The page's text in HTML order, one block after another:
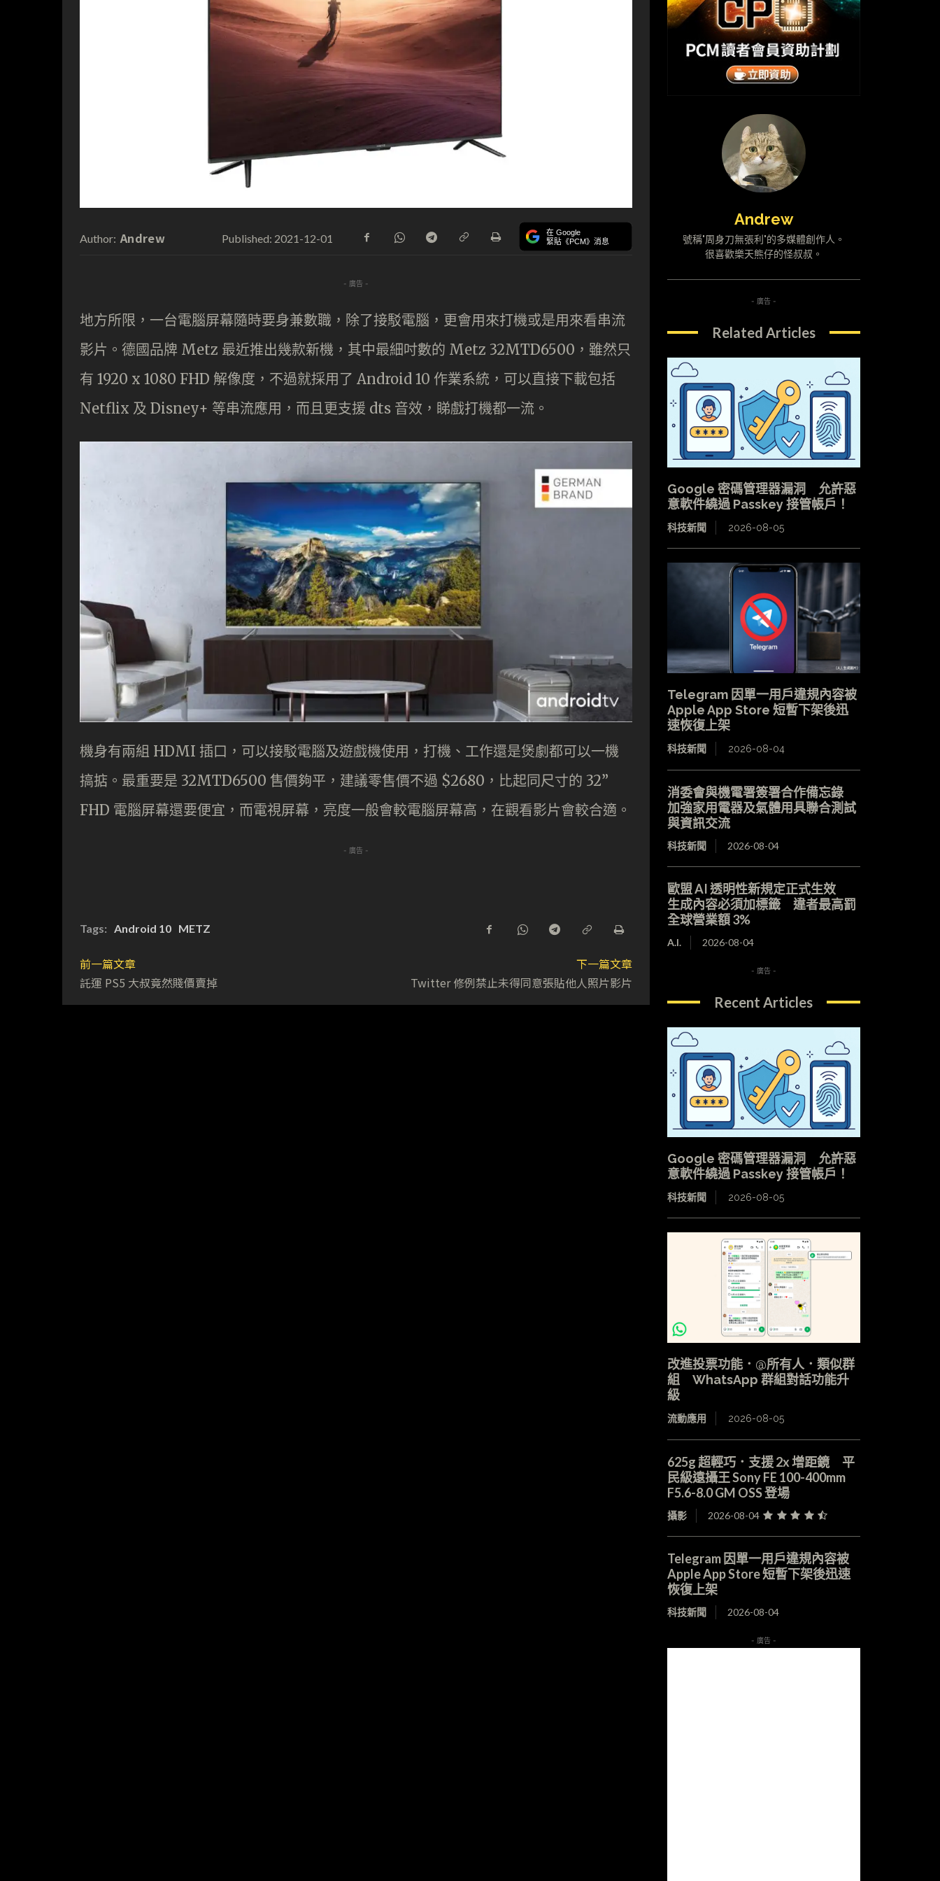
Author: Andrew Published: 2021-12-01 在 Google
緊貼《PCM》消息
- 廣告 -
地方所限，一台電腦屏幕隨時要身兼數職，除了接駁電腦，更會用來打機或是用來看串流
影片。德國品牌 Metz 最近推出幾款新機，其中最細吋數的 Metz 32MTD6500，雖然只
有 1920 x 1080 FHD 解像度，不過就採用了 Android 10 作業系統，可以直接下載包括
Netflix 及 Disney+ 等串流應用，而且更支援 dts 音效，睇戲打機都一流。
機身有兩組 HDMI 插口，可以接駁電腦及遊戲機使用，打機、工作還是煲劇都可以一機
搞掂。最重要是 32MTD6500 售價夠平，建議零售價不過 $2680，比起同尺寸的 32”
FHD 電腦屏幕還要便宜，而電視屏幕，亮度一般會較電腦屏幕高，在觀看影片會較合適。
- 廣告 -
Tags: Android 10 METZ
前一篇文章
託運 PS5 大叔竟然賤價賣掉
下一篇文章
Twitter 修例禁止未得同意張貼他人照片影片
Andrew
號稱"周身刀無張利"的多媒體創作人。
很喜歡樂天熊仔的怪叔叔。
- 廣告 -
Related Articles
Google 密碼管理器漏洞 允許惡
意軟件繞過 Passkey 接管帳戶！
科技新聞 2026-08-05
Telegram 因單一用戶違規內容被
Apple App Store 短暫下架後迅
速恢復上架
科技新聞 2026-08-04
消委會與機電署簽署合作備忘錄
加強家用電器及氣體用具聯合測試
與資訊交流
科技新聞 2026-08-04
歐盟 AI 透明性新規定正式生效
生成內容必須加標籤 違者最高罰
全球營業額 3%
A.I. 2026-08-04
- 廣告 -
Recent Articles
Google 密碼管理器漏洞 允許惡
意軟件繞過 Passkey 接管帳戶！
科技新聞 2026-08-05
改進投票功能．@所有人．類似群
組 WhatsApp 群組對話功能升
級
流動應用 2026-08-05
625g 超輕巧．支援 2x 增距鏡 平
民級遠攝王 Sony FE 100-400mm
F5.6-8.0 GM OSS 登場
攝影 2026-08-04
Telegram 因單一用戶違規內容被
Apple App Store 短暫下架後迅速
恢復上架
科技新聞 2026-08-04
- 廣告 -